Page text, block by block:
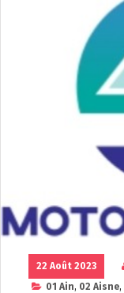
22 Août 2023
01 Ain, 02 Aisne,